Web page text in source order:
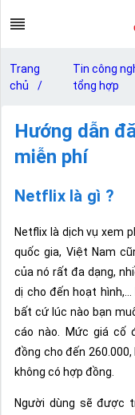
Trang
chủ
/
Tin công
tổng hợp
Hướng dẫn
miễn phí
Netflix là gì ?
Netflix là dịch vụ xem
quốc gia, Việt Nam
của nó rất đa dạng,
dị cho đến hoạt
bất cứ lúc nào bạn
cáo nào. Mức giá cố
đồng cho đến
không có hợp đồng.
Người dùng sẽ được